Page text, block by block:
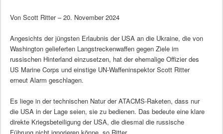
Von Scott Ritter – 20. November 2024
Angesichts der jüngsten Erlaubnis der USA an die Ukraine, die von
Washington gelieferten Langstreckenwaffen gegen Ziele im
russischen Hinterland einzusetzen, hat der ehemalige Offizier des
US Marine Corps und einstige UN-Waffeninspektor Scott Ritter
erneut Alarm geschlagen.
Es liege in der technischen Natur der ATACMS-Raketen, dass nur
die USA in der Lage seien, sie zu bedienen. Das bedeute eine klare
direkte Kriegsbeteiligung der USA, die diesmal die russische